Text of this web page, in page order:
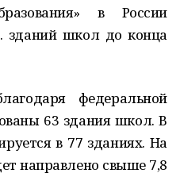
в России
зданий школ до конца
федеральной
63 здания школ. В
в 77 зданиях. На
направлено свыше 7,8